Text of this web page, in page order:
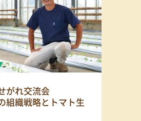
がれ交流会
組織戦略とトマト生